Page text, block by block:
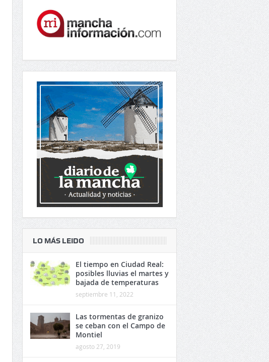
LO MÁS LEIDO
El tiempo en Ciudad Real:
posibles lluvias el martes y
bajada de temperaturas
septiembre 11, 2022
Las tormentas de granizo
se ceban con el Campo de
Montiel
agosto 27, 2019